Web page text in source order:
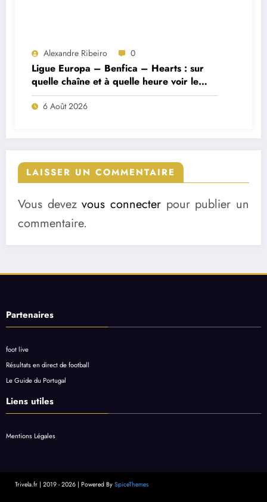
Alexandre Ribeiro 0
Ligue Europa – Benfica – Hearts : sur
quelle chaîne et à quelle heure voir le
match ?
6 Août 2026
LAISSER UN COMMENTAIRE
Vous devezvous connecter pour publier un
commentaire.
Partenaires
foot live
Résultats en direct de football
Le Guide du Portugal
Liens utiles
Mentions Légales
Trivela.fr | 2019 - 2026 | Powered By SpiceThemes